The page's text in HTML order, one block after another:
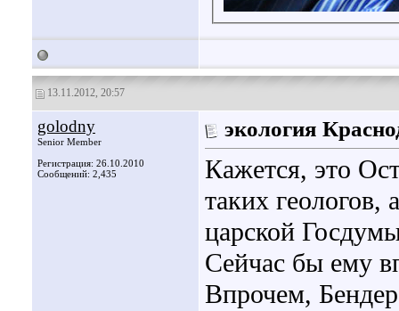
13.11.2012, 20:57
golodny
Senior Member
Регистрация: 26.10.2010
Сообщений: 2,435
экология
Кажется, это
таких геологов,
царской
Сейчас бы ему
Впрочем,